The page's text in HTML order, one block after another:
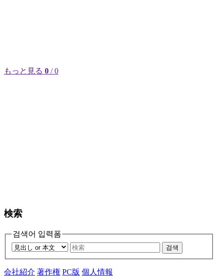
もっと見る 0 / 0
検索
검색어 입력폼
검색
会社紹介 著作権 PC版 個人情報